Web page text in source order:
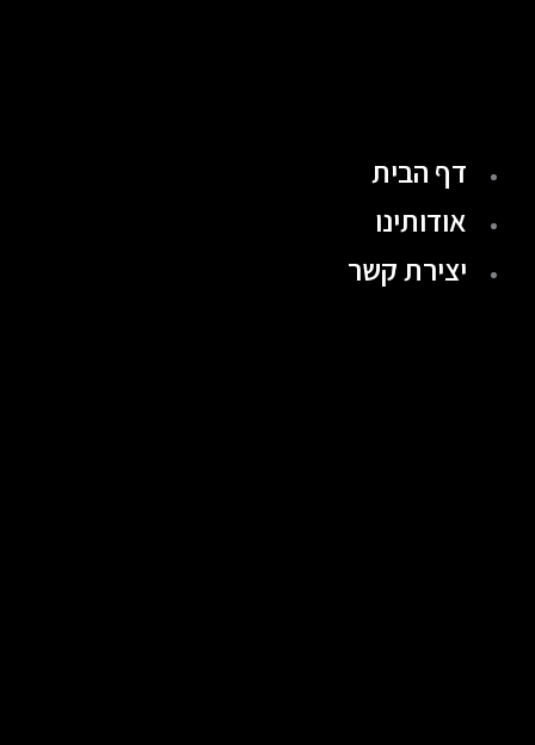
דף הבית
אודותינו
יצירת קשר